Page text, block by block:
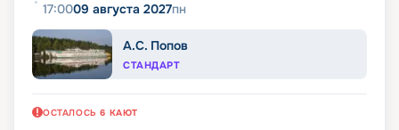
17:0009 августа 2027пн
А.С. Попов
СТАНДАРТ
ОСТАЛОСЬ 6 КАЮТ